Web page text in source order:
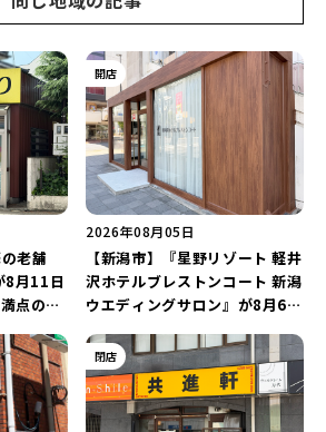
老舗
8月11日
点の名
開店
2026年08月05日
【新潟市】『星野リゾート 軽井
沢ホテルブレストンコート 新潟
ウエディングサロン』が8月6日
グを万代で相談しよう♪
閉店